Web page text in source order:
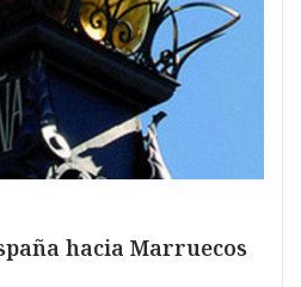
hacia Marruecos